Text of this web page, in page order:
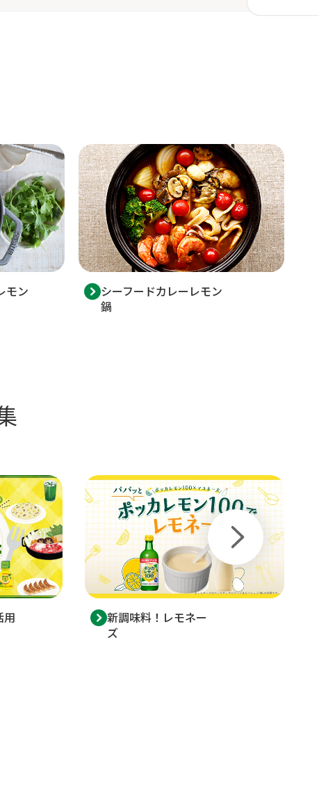
モン
シーフードカレーレモン
鍋
用
新調味料！レモネー
ズ